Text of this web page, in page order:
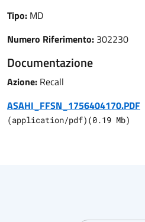
Tipo: MD
Numero Riferimento: 302230
Documentazione
Azione: Recall
ASAHI_FFSN_1756404170.PDF
(application/pdf) (0.19 Mb)